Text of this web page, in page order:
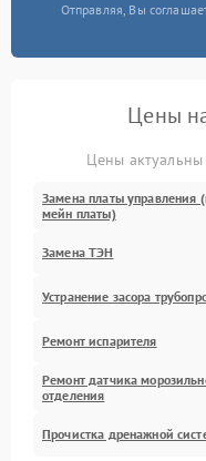
Отправляя, Вы
Цены
Цены
Замена платы управления
мейн платы)
Замена ТЭН
Устранение засора
Ремонт испарителя
Ремонт датчика
отделения
Прочистка дренажной